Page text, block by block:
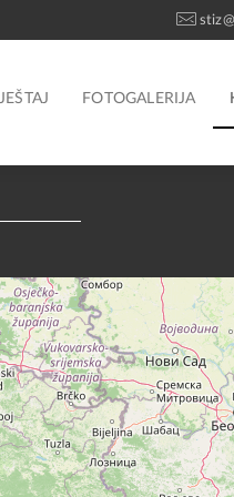
FOTOGALERIJA